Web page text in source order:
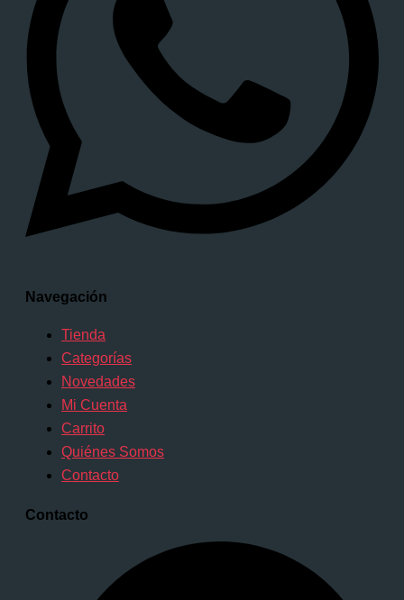
Navegación
Tienda
Categorías
Novedades
Mi Cuenta
Carrito
Quiénes Somos
Contacto
Contacto